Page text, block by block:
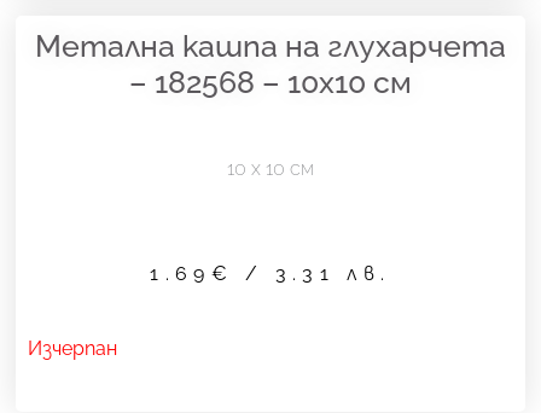
Метална кашпа на глухарчета
– 182568 – 10х10 см
10 х 10 см
1.69 € / 3.31 лв.
Изчерпан